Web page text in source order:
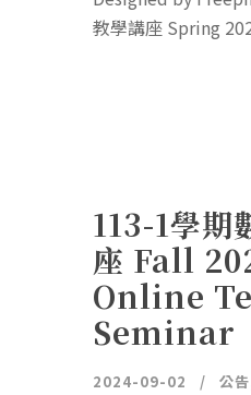
教學講座 Spring
113-1學期
座 Fall
Online
Seminar
2024-09-02 公告